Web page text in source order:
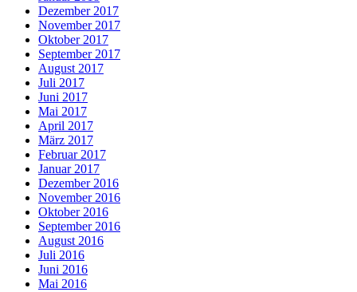
Dezember 2017
November 2017
Oktober 2017
September 2017
August 2017
Juli 2017
Juni 2017
Mai 2017
April 2017
März 2017
Februar 2017
Januar 2017
Dezember 2016
November 2016
Oktober 2016
September 2016
August 2016
Juli 2016
Juni 2016
Mai 2016